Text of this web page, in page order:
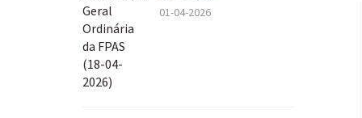
01-04-2026